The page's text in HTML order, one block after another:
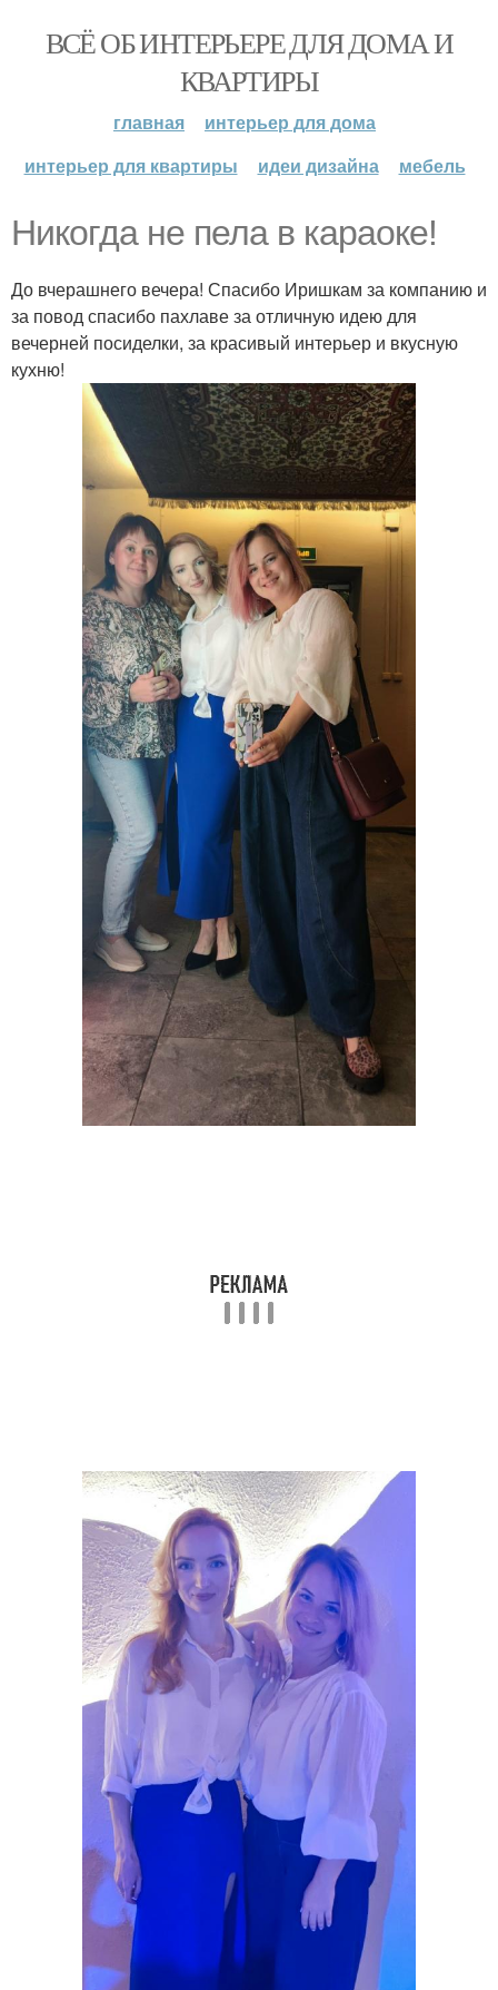
ВСЁ ОБ ИНТЕРЬЕРЕ ДЛЯ ДОМА И
КВАРТИРЫ
главная
интерьер для дома
интерьер для квартиры
идеи дизайна мебель
Никогда не пела в караоке!
До вчерашнего вечера! Спасибо Иришкам за компанию и
за повод спасибо пахлаве за отличную идею для
вечерней посиделки, за красивый интерьер и вкусную
кухню!